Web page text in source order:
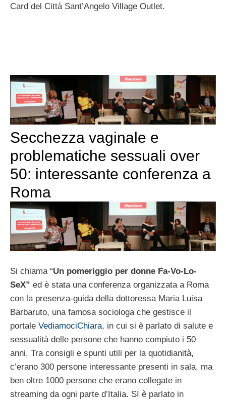
Card del Città Sant’Angelo Village Outlet.
Secchezza vaginale e
problematiche sessuali over
50: interessante conferenza a
Roma
Si chiama “Un pomeriggio per donne Fa-Vo-Lo-
SeX” ed è stata una conferenza organizzata a Roma
con la presenza-guida della dottoressa Maria Luisa
Barbaruto, una famosa sociologa che gestisce il
portale VediamociChiara, in cui si è parlato di salute e
sessualità delle persone che hanno compiuto i 50
anni. Tra consigli e spunti utili per la quotidianità,
c’erano 300 persone interessante presenti in sala, ma
ben oltre 1000 persone che erano collegate in
streaming da ogni parte d’Italia. SI è parlato in